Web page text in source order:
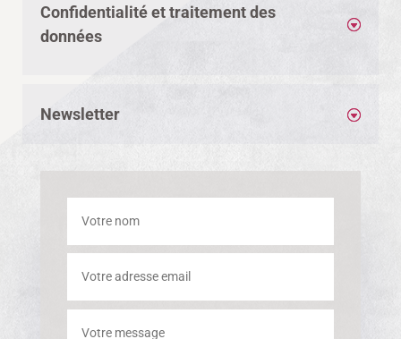
Confidentialité et traitement des
données
Newsletter